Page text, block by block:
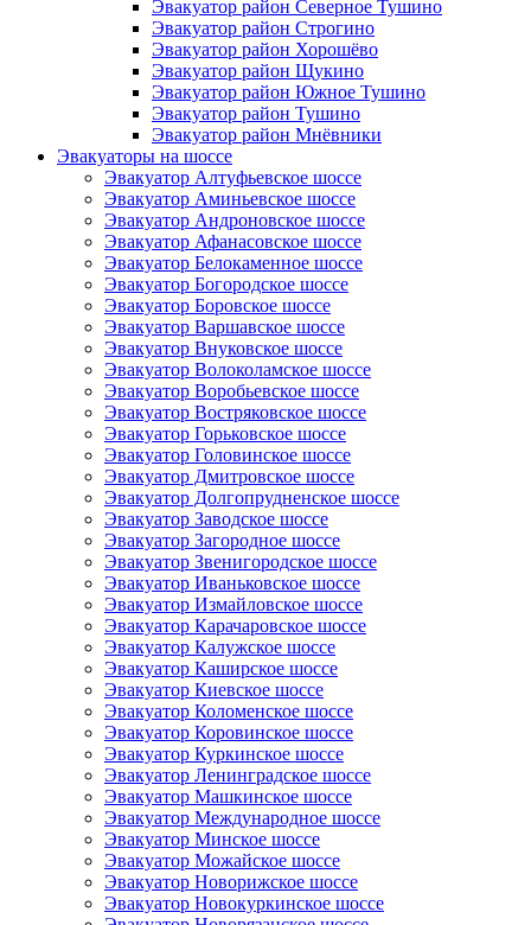
Эвакуатор район Северное Тушино
Эвакуатор район Строгино
Эвакуатор район Хорошёво
Эвакуатор район Щукино
Эвакуатор район Южное Тушино
Эвакуатор район Тушино
Эвакуатор район Мнёвники
Эвакуаторы на шоссе
Эвакуатор Алтуфьевское шоссе
Эвакуатор Аминьевское шоссе
Эвакуатор Андроновское шоссе
Эвакуатор Афанасовское шоссе
Эвакуатор Белокаменное шоссе
Эвакуатор Богородское шоссе
Эвакуатор Боровское шоссе
Эвакуатор Варшавское шоссе
Эвакуатор Внуковское шоссе
Эвакуатор Волоколамское шоссе
Эвакуатор Воробьевское шоссе
Эвакуатор Востряковское шоссе
Эвакуатор Горьковское шоссе
Эвакуатор Головинское шоссе
Эвакуатор Дмитровское шоссе
Эвакуатор Долгопрудненское шоссе
Эвакуатор Заводское шоссе
Эвакуатор Загородное шоссе
Эвакуатор Звенигородское шоссе
Эвакуатор Иваньковское шоссе
Эвакуатор Измайловское шоссе
Эвакуатор Карачаровское шоссе
Эвакуатор Калужское шоссе
Эвакуатор Каширское шоссе
Эвакуатор Киевское шоссе
Эвакуатор Коломенское шоссе
Эвакуатор Коровинское шоссе
Эвакуатор Куркинское шоссе
Эвакуатор Ленинградское шоссе
Эвакуатор Машкинское шоссе
Эвакуатор Международное шоссе
Эвакуатор Минское шоссе
Эвакуатор Можайское шоссе
Эвакуатор Новорижское шоссе
Эвакуатор Новокуркинское шоссе